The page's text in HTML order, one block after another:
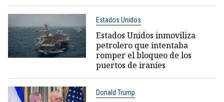
Estados Unidos
Estados Unidos inmoviliza
petrolero que intentaba
romper el bloqueo de los
puertos de iraníes
Donald Trump